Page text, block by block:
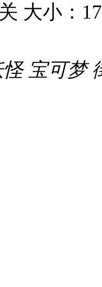
大小：
宝可梦